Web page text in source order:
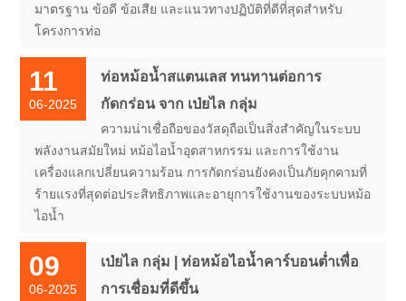
มาตรฐาน ข้อดี ข้อเสีย และแนวทางปฏิบัติที่ดีที่สุดสำหรับ
โครงการท่อ
11
06-2025
ท่อหม้อน้ำสแตนเลส ทนทานต่อการ
กัดกร่อน จาก เป่ยไล กลุ่ม
ความน่าเชื่อถือของวัสดุถือเป็นสิ่งสำคัญในระบบ
พลังงานสมัยใหม่ หม้อไอน้ำอุตสาหกรรม และการใช้งาน
เครื่องแลกเปลี่ยนความร้อน การกัดกร่อนยังคงเป็นภัยคุกคามที่
ร้ายแรงที่สุดต่อประสิทธิภาพและอายุการใช้งานของระบบหม้อ
ไอน้ำ
09
06-2025
เป่ยไล กลุ่ม | ท่อหม้อไอน้ำคาร์บอนต่ำเพื่อ
การเชื่อมที่ดีขึ้น